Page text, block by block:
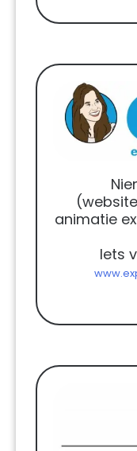
animatie
Iets